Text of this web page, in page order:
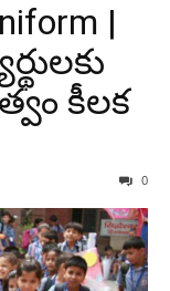
|
కీలక
0